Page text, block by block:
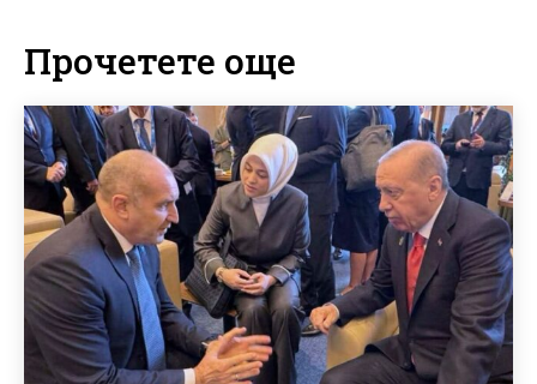
Прочетете още